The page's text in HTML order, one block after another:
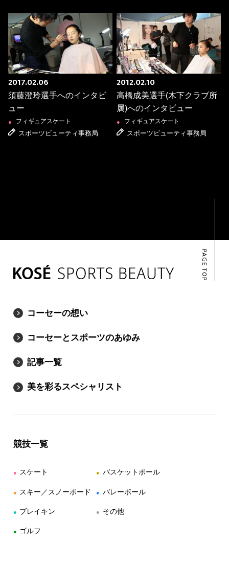
2017.02.06
須藤澄玲選手へのインタビ
ュー
● フィギュアスケート
スポーツビューティ事務局
2012.02.10
高橋成美選手(木下クラブ所
属)へのインタビュー
● フィギュアスケート
スポーツビューティ事務局
PAGE TOP
コーセーの想い
コーセーとスポーツのあゆみ
記事一覧
美を彩るスペシャリスト
競技一覧
● スケート
● スキー／スノーボード
● ブレイキン
● ゴルフ
● バスケットボール
● バレーボール
● その他